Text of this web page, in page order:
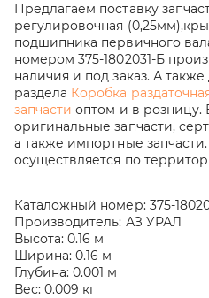
Предлагаем поставку
регулировочная
подшипника первичного
номером 375-1802031-Б
наличия и под заказ. А
раздела Коробка
запчасти оптом и в розницу.
оригинальные запчасти,
а также импортные
осуществляется по
Каталожный номер: 375-
Производитель: АЗ УРАЛ
Высота: 0.16 м
Ширина: 0.16 м
Глубина: 0.001 м
Вес: 0.009 кг